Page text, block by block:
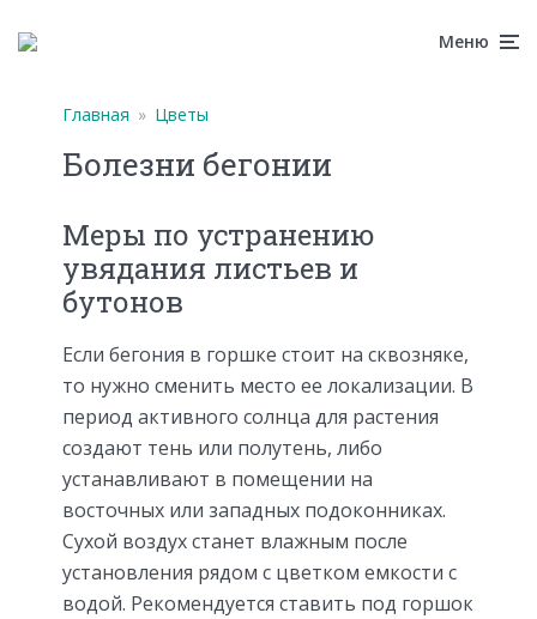
Меню
Главная » Цветы
Болезни бегонии
Меры по устранению
увядания листьев и
бутонов
Если бегония в горшке стоит на сквозняке,
то нужно сменить место ее локализации. В
период активного солнца для растения
создают тень или полутень, либо
устанавливают в помещении на
восточных или западных подоконниках.
Сухой воздух станет влажным после
установления рядом с цветком емкости с
водой. Рекомендуется ставить под горшок